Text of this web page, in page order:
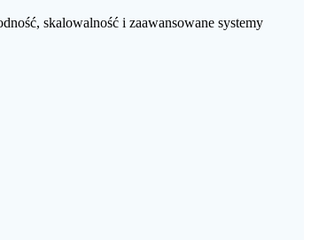
skalowalność i zaawansowane systemy